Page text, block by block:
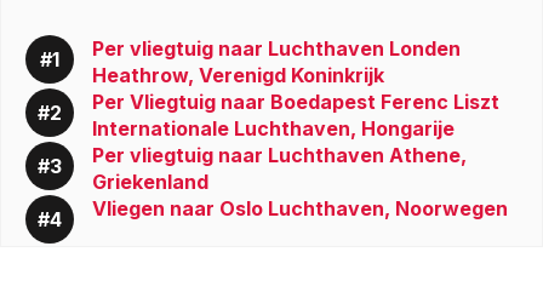
Per vliegtuig naar Luchthaven Londen
Heathrow, Verenigd Koninkrijk
Per Vliegtuig naar Boedapest Ferenc Liszt
Internationale Luchthaven, Hongarije
Per vliegtuig naar Luchthaven Athene,
Griekenland
Vliegen naar Oslo Luchthaven, Noorwegen